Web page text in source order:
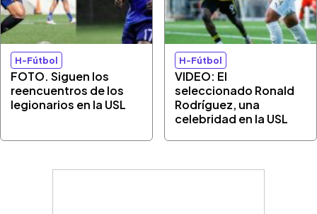
H-Fútbol
FOTO. Siguen los
reencuentros de los
legionarios en la USL
H-Fútbol
VIDEO: El
seleccionado Ronald
Rodríguez, una
celebridad en la USL